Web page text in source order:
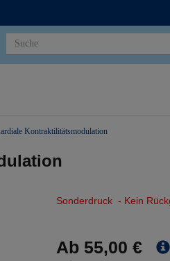
Kontraktilitätsmodulation
Sonderdruck - Kein
Ab 55,00 €